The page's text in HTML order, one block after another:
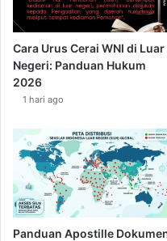
Cara Urus Cerai WNI di Luar
Negeri: Panduan Hukum
2026
1 hari ago
Panduan Apostille